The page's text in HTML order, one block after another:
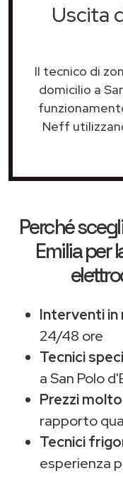
Uscita
Il tecnico di
domicilio a
Neff
Perché
Emiliaper
Interventi in
24/48 ore
Tecnici
a San Polo
Prezzi
rapporto
Tecnici
esperienza